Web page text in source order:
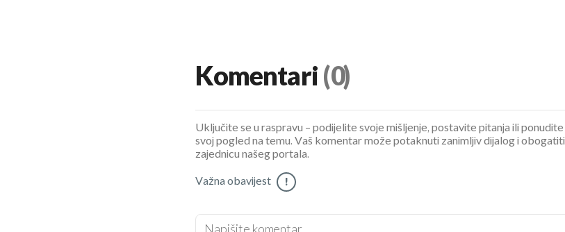
Komentari (0)
Uključite se u raspravu – podijelite svoje mišljenje, postavite pitanja ili ponudite
svoj pogled na temu. Vaš komentar može potaknuti zanimljiv dijalog i obogatiti
zajednicu našeg portala.
Važna obavijest !